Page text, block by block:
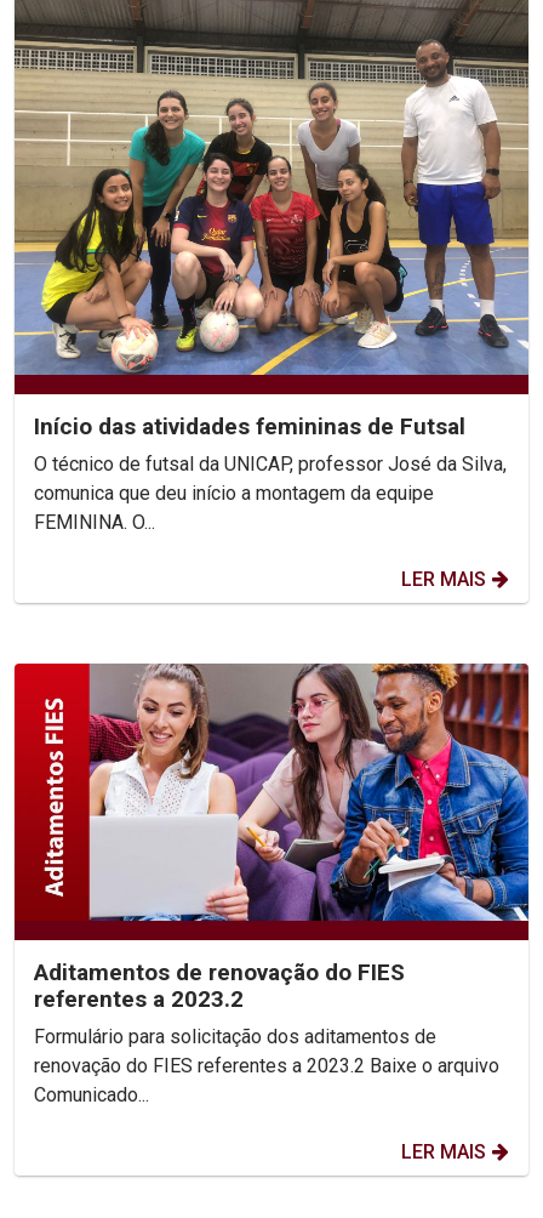
Início das atividades femininas de Futsal
O técnico de futsal da UNICAP, professor José da Silva,
comunica que deu início a montagem da equipe
FEMININA. O...
LER MAIS
Aditamentos de renovação do FIES
referentes a 2023.2
Formulário para solicitação dos aditamentos de
renovação do FIES referentes a 2023.2 Baixe o arquivo
Comunicado...
LER MAIS